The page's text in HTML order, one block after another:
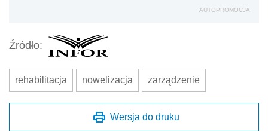
AUTOPROMOCJA
Źródło:
rehabilitacja nowelizacja zarządzenie
Wersja do druku